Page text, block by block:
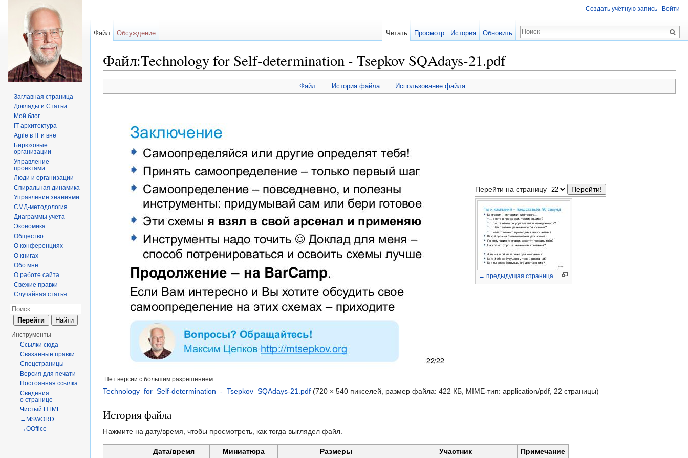
Файл:Technology for Self-determination - Tsepkov SQAdays-21.pdf
Файл История файла Использование файла
Нет версии с бо́льшим разрешением.
Перейти на страницу
← предыдущая страница
Technology_for_Self-determination_-_Tsepkov_SQAdays-21.pdf (720 × 540 пикселей, размер файла: 422 КБ, MIME-тип: application/pdf , 22 страницы)
История файла
Нажмите на дату/время, чтобы просмотреть, как тогда выглядел файл.
Дата/время Миниатюра Размеры Участник Примечание
Создать учётную запись Войти
Файл Обсуждение Читать Просмотр История Обновить
Заглавная страница
Доклады и Статьи
Мой блог
IT-архитектура
Agile в IT и вне
Бирюзовые
организации
Управление
проектами
Люди и организации
Спиральная динамика
Управление знаниями
СМД-методология
Диаграммы учета
Экономика
Общество
О конференциях
О книгах
Обо мне
О работе сайта
Свежие правки
Случайная статья
Инструменты
Ссылки сюда
Связанные правки
Спецстраницы
Версия для печати
Постоянная ссылка
Сведения
о странице
Чистый HTML
→M$WORD
→OOffice